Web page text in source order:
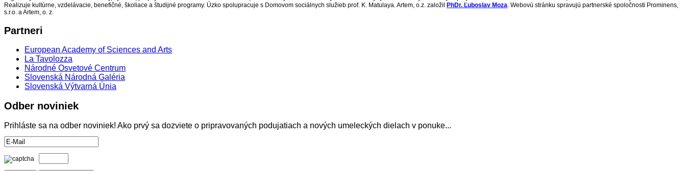
Realizuje kultúrne, vzdelávacie, benefičné, školiace a študijné programy. Úzko spolupracuje s Domovom sociálnych služieb prof. K. Matulaya. Artem, o.z. založil
PhDr. Ľuboslav Moza. Webovú stránku spravujú partnerské spoločnosti Prominens,
s.r.o. a Artem, o. z.
Partneri
European Academy of Sciences and Arts
La Tavolozza
Národné Osvetové Centrum
Slovenská Národná Galéria
Slovenská Výtvarná Únia
Odber noviniek
Prihláste sa na odber noviniek! Ako prvý sa dozviete o pripravovaných podujatiach a nových umeleckých dielach v ponuke...